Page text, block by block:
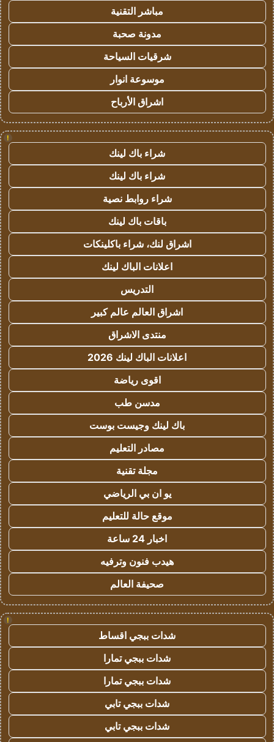
مباشر التقنية
مدونة صحبة
شرقيات السياحة
موسوعة انوار
اشراق الأرباح
!
شراء باك لينك
شراء باك لينك
شراء روابط نصية
باقات باك لينك
اشراق لنك، شراء باكلينكات
اعلانات الباك لينك
التدريس
اشراق العالم عالم كبير
منتدى الاشراق
اعلانات الباك لينك 2026
اقوى رياضة
مدسن طب
باك لينك وجيست بوست
مصادر التعليم
مجلة تقنية
يو ان بي الرياضي
موقع حالة للتعليم
اخبار 24 ساعة
هيدب فنون وترفيه
صحيفة العالم
!
شدات ببجي اقساط
شدات ببجي تمارا
شدات ببجي تمارا
شدات ببجي تابي
شدات ببجي تابي